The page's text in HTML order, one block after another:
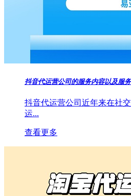
抖音代运营公司的服务内容以及服
抖音代运营公司近年来在社
运...
查看更多